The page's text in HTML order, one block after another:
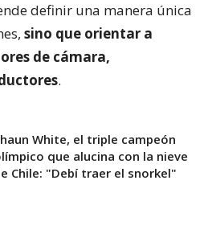
definir una manera única
sino que orientar a
de cámara,
.
White, el triple campeón
que alucina con la nieve
Chile: "Debí traer el snorkel"